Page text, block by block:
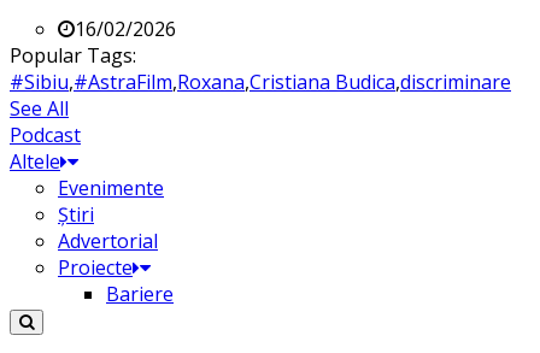
16/02/2026
Popular Tags:
#Sibiu,#AstraFilm,Roxana,Cristiana Budica,discriminare
See All
Podcast
Altele
Evenimente
Știri
Advertorial
Proiecte
Bariere